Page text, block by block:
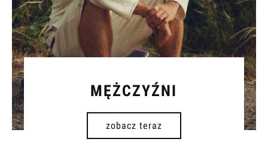
MĘŻCZYŹNI
zobacz teraz